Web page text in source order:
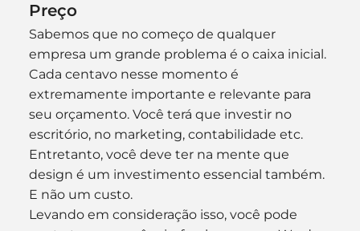
Preço
Sabemos que no começo de qualquer
empresa um grande problema é o caixa inicial.
Cada centavo nesse momento é
extremamente importante e relevante para
seu orçamento. Você terá que investir no
escritório, no marketing, contabilidade etc.
Entretanto, você deve ter na mente que
design é um investimento essencial também.
E não um custo.
Levando em consideração isso, você pode